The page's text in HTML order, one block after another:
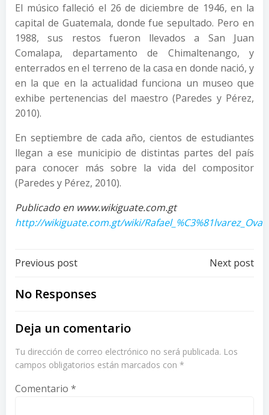
El músico falleció el 26 de diciembre de 1946, en la
capital de Guatemala, donde fue sepultado. Pero en
1988, sus restos fueron llevados a San Juan
Comalapa, departamento de Chimaltenango, y
enterrados en el terreno de la casa en donde nació, y
en la que en la actualidad funciona un museo que
exhibe pertenencias del maestro (Paredes y Pérez,
2010).
En septiembre de cada año, cientos de estudiantes
llegan a ese municipio de distintas partes del país
para conocer más sobre la vida del compositor
(Paredes y Pérez, 2010).
Publicado en www.wikiguate.com.gt
http://wikiguate.com.gt/wiki/
Post
navigation
Previous post Next post
No Responses
Deja un comentario
Tu dirección de correo electrónico no será publicada. Los
campos obligatorios están marcados con *
Comentario *